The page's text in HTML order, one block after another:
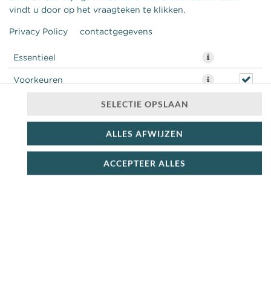
vindt u door op het vraagteken te klikken.
Privacy Policy contactgegevens
Essentieel
Voorkeuren
SELECTIE OPSLAAN
ALLES AFWIJZEN
ACCEPTEER ALLES
brie + rucola + honing + walnoot